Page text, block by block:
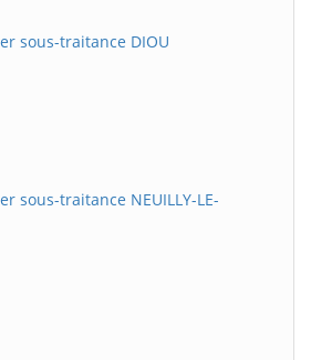
sous-traitance DIOU
sous-traitance NEUILLY-LE-